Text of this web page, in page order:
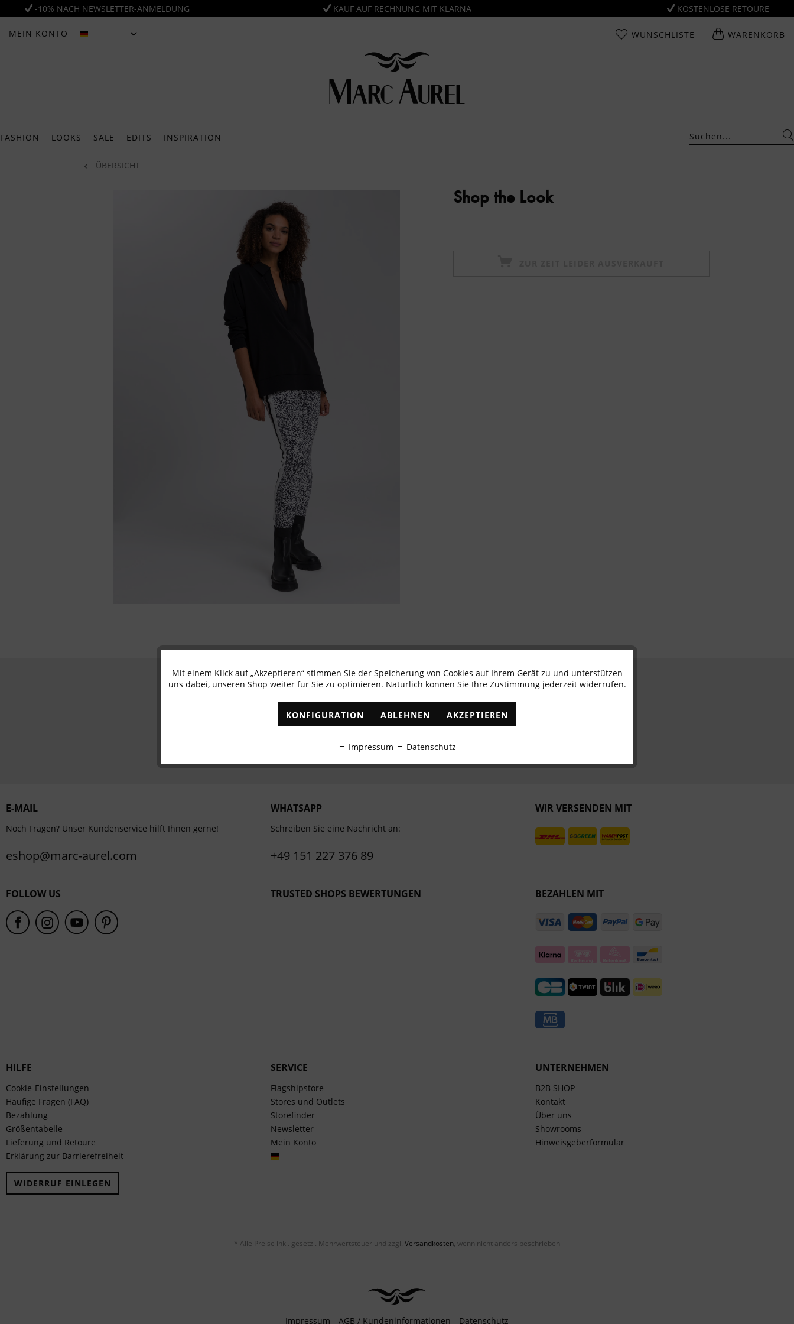
-10% NACH NEWSLETTER-ANMELDUNG KAUF AUF RECHNUNG MIT KLARNA KOSTENLOSE RETOURE
MEIN KONTO WUNSCHLISTE WARENKORB
FASHION LOOKS SALE EDITS INSPIRATION
ÜBERSICHT
Shop the Look
Newsletter abonnieren & 10% - Gutschein erhalten
✓ Exklusive Angebote ✓ Die aktuellsten Trends
E-MAIL
Noch Fragen? Unser Kundenservice hilft Ihnen gerne!
eshop@marc-aurel.com
WHATSAPP
Schreiben Sie eine Nachricht an:
+49 151 227 376 89
WIR VERSENDEN MIT
FOLLOW US TRUSTED SHOPS BEWERTUNGEN BEZAHLEN MIT
HILFE
Cookie-Einstellungen
Häufige Fragen (FAQ)
Bezahlung
Größentabelle
Lieferung und Retoure
Erklärung zur Barrierefreiheit
WIDERRUF EINLEGEN
SERVICE
Flagshipstore
Stores und Outlets
Storefinder
Newsletter
Mein Konto
UNTERNEHMEN
B2B SHOP
Kontakt
Über uns
Showrooms
Hinweisgeberformular
* Alle Preise inkl. gesetzl. Mehrwertsteuer und zzgl. Versandkosten, wenn nicht anders beschrieben
Impressum AGB / Kundeninformationen Datenschutz
Funktionale Aktiv
Mit einem Klick auf „Akzeptieren“ stimmen Sie der Speicherung von Cookies auf Ihrem Gerät zu und unterstützen
uns dabei, unseren Shop weiter für Sie zu optimieren. Natürlich können Sie Ihre Zustimmung jederzeit widerrufen.
KONFIGURATION ABLEHNEN AKZEPTIEREN
Impressum Datenschutz